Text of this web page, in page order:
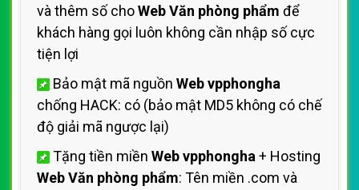
và thêm số choWeb Văn phòng phẩm để
khách hàng gọi luôn không cần nhập số cực
tiện lợi
Bảo mật mã nguồn Web vpphongha
chống HACK: có (bảo mật MD5 không có chế
độ giải mã ngược lại)
Tặng tiền miền Web vpphongha + Hosting
Web Văn phòng phẩm: Tên miền .com và